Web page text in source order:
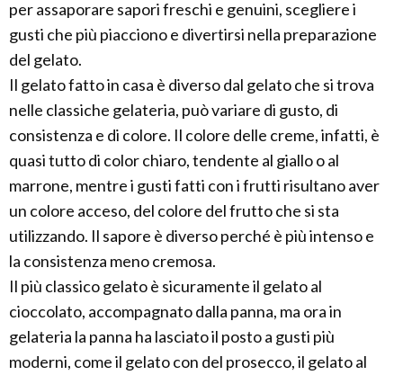
per assaporare sapori freschi e genuini, scegliere i
gusti che più piacciono e divertirsi nella preparazione
del gelato.
Il gelato fatto in casa è diverso dal gelato che si trova
nelle classiche gelateria, può variare di gusto, di
consistenza e di colore. Il colore delle creme, infatti, è
quasi tutto di color chiaro, tendente al giallo o al
marrone, mentre i gusti fatti con i frutti risultano aver
un colore acceso, del colore del frutto che si sta
utilizzando. Il sapore è diverso perché è più intenso e
la consistenza meno cremosa.
Il più classico gelato è sicuramente il gelato al
cioccolato, accompagnato dalla panna, ma ora in
gelateria la panna ha lasciato il posto a gusti più
moderni, come il gelato con del prosecco, il gelato al